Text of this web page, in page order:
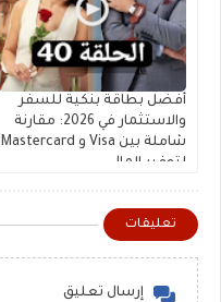
أفضل بطاقة بنكية للسفر
والاستثمار في 2026: مقارنة
شاملة بين Visa و Mastercard
لتوفير المال
تعليقات
إرسال تعليق